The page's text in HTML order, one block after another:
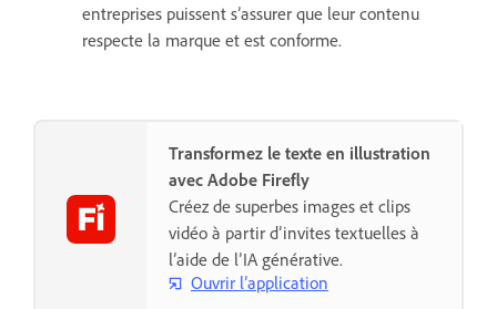
entreprises puissent s’assurer que leur contenu
respecte la marque et est conforme.
Transformez le texte en illustration
avec Adobe Firefly
Créez de superbes images et clips
vidéo à partir d’invites textuelles à
l’aide de l’IA générative.
Ouvrir l’application